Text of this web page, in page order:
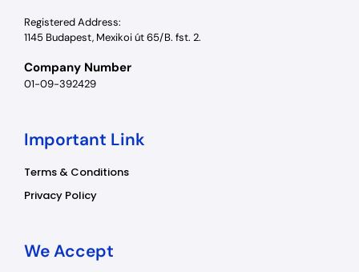
Registered Address:
1145 Budapest, Mexikoi út 65/B. fst. 2.
Company Number
01-09-392429
Important Link
Terms & Conditions
Privacy Policy
We Accept